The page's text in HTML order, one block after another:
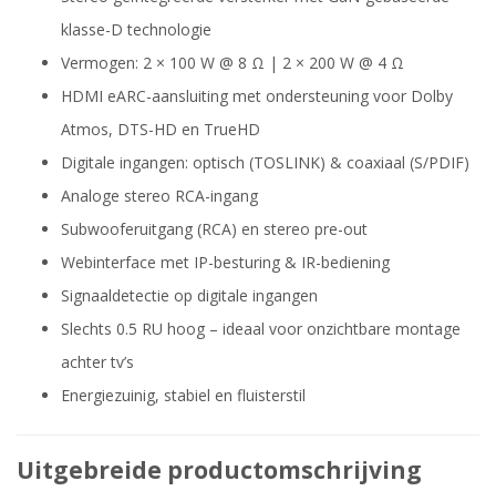
klasse-D technologie
Vermogen: 2 × 100 W @ 8 Ω | 2 × 200 W @ 4 Ω
HDMI eARC-aansluiting met ondersteuning voor Dolby
Atmos, DTS-HD en TrueHD
Digitale ingangen: optisch (TOSLINK) & coaxiaal (S/PDIF)
Analoge stereo RCA-ingang
Subwooferuitgang (RCA) en stereo pre-out
Webinterface met IP-besturing & IR-bediening
Signaaldetectie op digitale ingangen
Slechts 0.5 RU hoog – ideaal voor onzichtbare montage
achter tv’s
Energiezuinig, stabiel en fluisterstil
Uitgebreide productomschrijving